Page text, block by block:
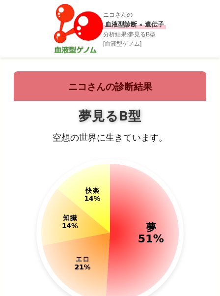
ニコさんの
血液型診断 × 遺伝子
分析結果:夢見るB型
[血液型ゲノム]
ニコさんの診断結果
夢見るB型
空想の世界に生きています。